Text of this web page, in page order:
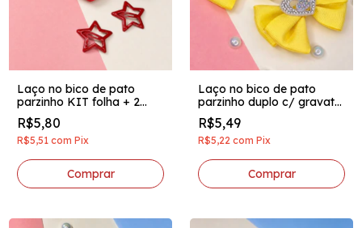
Laço no bico de pato
parzinho KIT folha + 2
presilhas mini estrelas
vermelho
R$5,80
R$5,51 com Pix
Laço no bico de pato
parzinho duplo c/ gravata
aplique coração perolado
amarelo
R$5,49
R$5,22 com Pix